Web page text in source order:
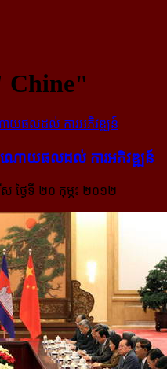
Chine"
អំណោយផលដល់ ការអភិវឌ្ឍន៍
ថ្ងៃទី ២០​ កុម្ភះ ២០១២